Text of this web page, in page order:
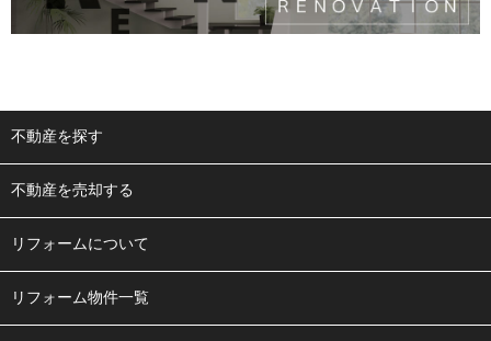
不動産を探す
不動産を売却する
リフォームについて
リフォーム物件一覧